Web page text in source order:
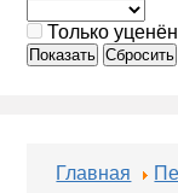
Только
Показать Сбросить
Главная